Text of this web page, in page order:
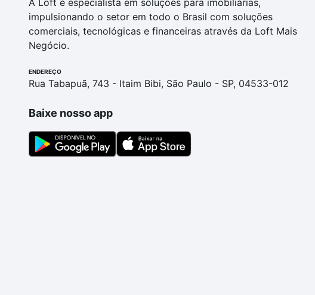
A Loft é especialista em soluções para imobiliárias,
impulsionando o setor em todo o Brasil com soluções
comerciais, tecnológicas e financeiras através da Loft Mais
Negócio.
ENDEREÇO
Rua Tabapuã, 743 - Itaim Bibi, São Paulo - SP, 04533-012
Baixe nosso app